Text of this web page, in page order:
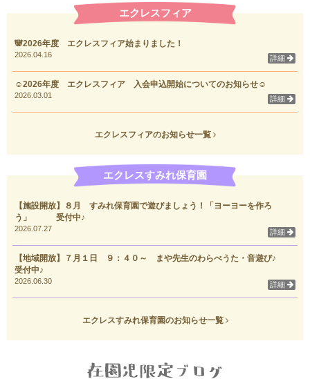
エクレスフィア
🐼2026年度 エクレスフィア始まりました！
2026.04.16 詳細
☺2026年度 エクレスフィア 入会申込開始についてのお知らせ☺
2026.03.01 詳細
エクレスフィアのお知らせ一覧
エクレスすみれ保育園
【施設開放】８月 すみれ保育園で遊びましょう！「ヨーヨーを作ろ
う」 受付中♪
2026.07.27 詳細
【地域開放】７月１日 ９：４０～ まや先生のわらべうた・音遊び♪
受付中♪
2026.06.30 詳細
エクレスすみれ保育園のお知らせ一覧